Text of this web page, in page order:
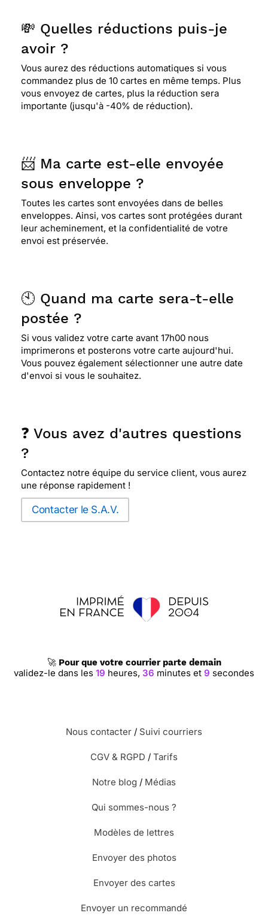
💸 Quelles réductions puis-je
avoir ?
Vous aurez des réductions automatiques si vous
commandez plus de 10 cartes en même temps. Plus
vous envoyez de cartes, plus la réduction sera
importante (jusqu'à -40% de réduction).
📨 Ma carte est-elle envoyée
sous enveloppe ?
Toutes les cartes sont envoyées dans de belles
enveloppes. Ainsi, vos cartes sont protégées durant
leur acheminement, et la confidentialité de votre
envoi est préservée.
🕙 Quand ma carte sera-t-elle
postée ?
Si vous validez votre carte avant 17h00 nous
imprimerons et posterons votre carte aujourd'hui.
Vous pouvez également sélectionner une autre date
d'envoi si vous le souhaitez.
❓ Vous avez d'autres questions
?
Contactez notre équipe du service client, vous aurez
une réponse rapidement !
Contacter le S.A.V.
🚀 Pour que votre courrier parte demain
validez-le dans les 19 heures, 36 minutes et 8 secondes
Nous contacter / Suivi courriers
CGV & RGPD / Tarifs
Notre blog / Médias
Qui sommes-nous ?
Modèles de lettres
Envoyer des photos
Envoyer des cartes
Envoyer un recommandé